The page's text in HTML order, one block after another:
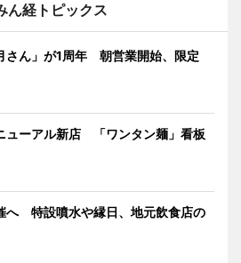
ん経トピックス
さん」が1周年 朝営業開始、限定
ューアル新店 「ワンタン麺」看板
へ 特設噴水や縁日、地元飲食店の